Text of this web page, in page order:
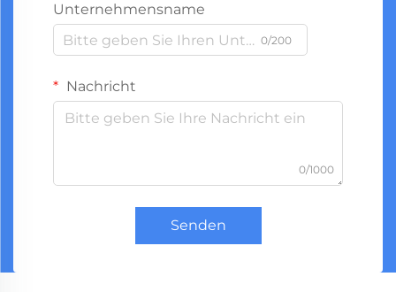
Unternehmensname
0/200
Nachricht
0/1000
Senden